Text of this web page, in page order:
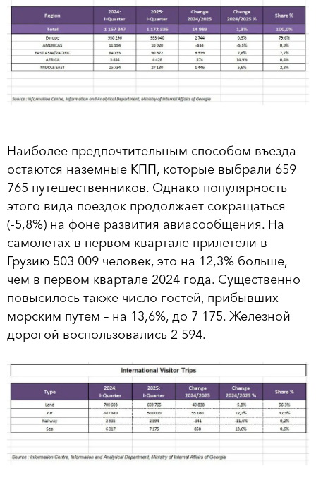
Наиболее предпочтительным способом въезда
остаются наземные КПП, которые выбрали 659
765 путешественников. Однако популярность
этого вида поездок продолжает сокращаться
(-5,8%) на фоне развития авиасообщения. На
самолетах в первом квартале прилетели в
Грузию 503 009 человек, это на 12,3% больше,
чем в первом квартале 2024 года. Существенно
повысилось также число гостей, прибывших
морским путем – на 13,6%, до 7 175. Железной
дорогой воспользовались 2 594.